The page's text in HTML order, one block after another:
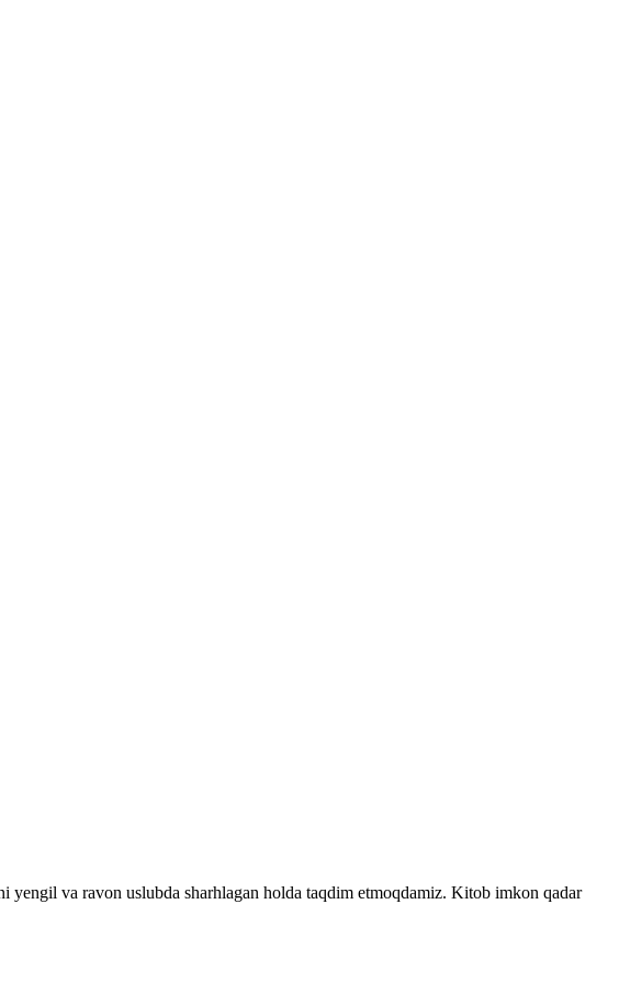
va ravon uslubda sharhlagan holda taqdim etmoqdamiz. Kitob imkon qadar